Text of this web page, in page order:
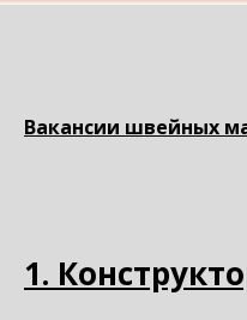
Вакансии швейных
1.